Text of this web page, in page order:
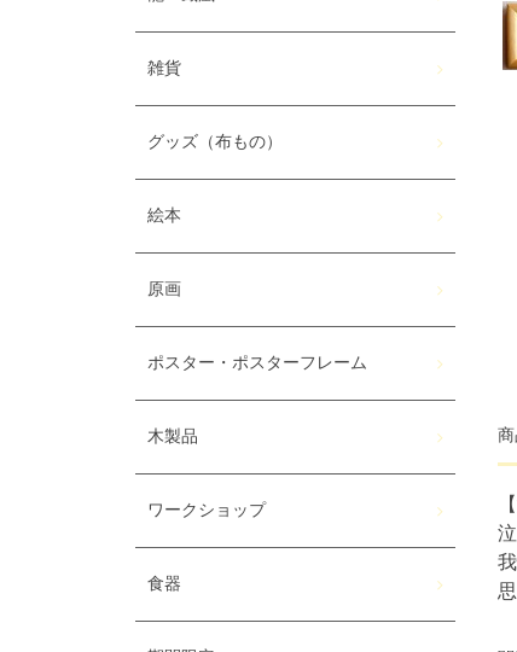
雑貨
グッズ（布もの）
絵本
原画
ポスター・ポスターフレーム
木製品
ワークショップ
食器